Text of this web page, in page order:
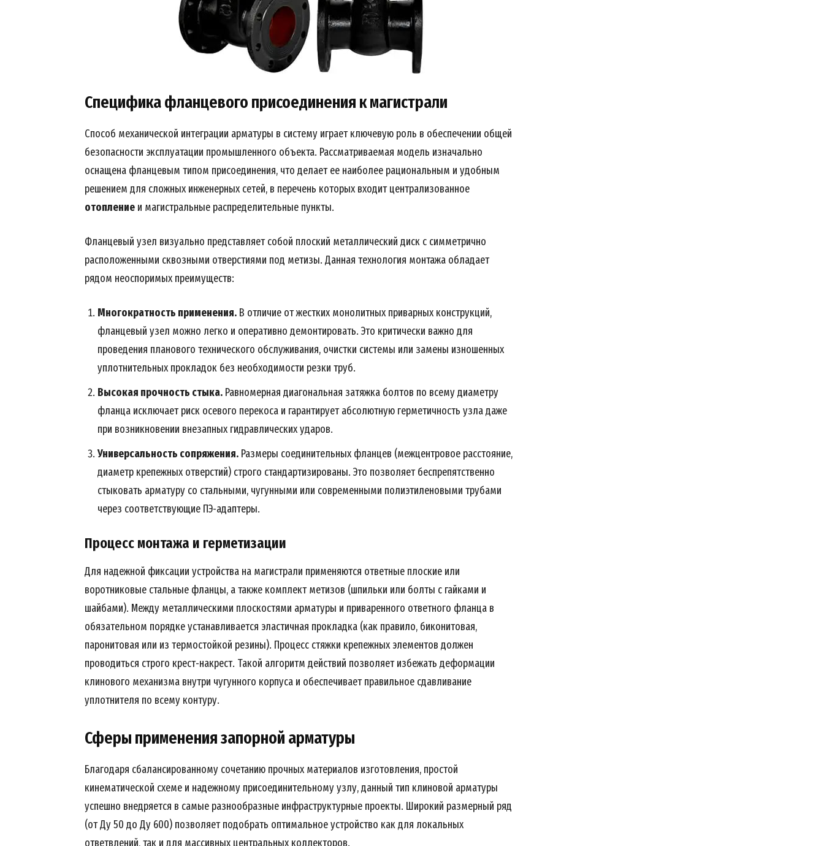
SUBSCRIBE NOW
About
Contact us
My account
Специфика фланцевого присоединения к магистрали
Способ механической интеграции арматуры в систему играет ключевую роль в обеспечении общей
безопасности эксплуатации промышленного объекта. Рассматриваемая модель изначально
оснащена фланцевым типом присоединения, что делает ее наиболее рациональным и удобным
решением для сложных инженерных сетей, в перечень которых входит централизованное
отопление и магистральные распределительные пункты.
Фланцевый узел визуально представляет собой плоский металлический диск с симметрично
расположенными сквозными отверстиями под метизы. Данная технология монтажа обладает
рядом неоспоримых преимуществ:
Многократность применения. В отличие от жестких монолитных приварных конструкций,
фланцевый узел можно легко и оперативно демонтировать. Это критически важно для
проведения планового технического обслуживания, очистки системы или замены изношенных
уплотнительных прокладок без необходимости резки труб.
Высокая прочность стыка. Равномерная диагональная затяжка болтов по всему диаметру
фланца исключает риск осевого перекоса и гарантирует абсолютную герметичность узла даже
при возникновении внезапных гидравлических ударов.
Универсальность сопряжения. Размеры соединительных фланцев (межцентровое расстояние,
диаметр крепежных отверстий) строго стандартизированы. Это позволяет беспрепятственно
стыковать арматуру со стальными, чугунными или современными полиэтиленовыми трубами
через соответствующие ПЭ-адаптеры.
Процесс монтажа и герметизации
Для надежной фиксации устройства на магистрали применяются ответные плоские или
воротниковые стальные фланцы, а также комплект метизов (шпильки или болты с гайками и
шайбами). Между металлическими плоскостями арматуры и приваренного ответного фланца в
обязательном порядке устанавливается эластичная прокладка (как правило, биконитовая,
паронитовая или из термостойкой резины). Процесс стяжки крепежных элементов должен
проводиться строго крест-накрест. Такой алгоритм действий позволяет избежать деформации
клинового механизма внутри чугунного корпуса и обеспечивает правильное сдавливание
уплотнителя по всему контуру.
Сферы применения запорной арматуры
Благодаря сбалансированному сочетанию прочных материалов изготовления, простой
кинематической схеме и надежному присоединительному узлу, данный тип клиновой арматуры
успешно внедряется в самые разнообразные инфраструктурные проекты. Широкий размерный ряд
(от Ду 50 до Ду 600) позволяет подобрать оптимальное устройство как для локальных
ответвлений, так и для массивных центральных коллекторов.